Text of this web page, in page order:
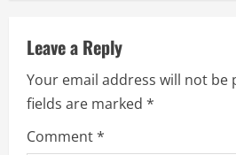
Leave a Reply
Your email address will not be
fields are marked *
Comment*